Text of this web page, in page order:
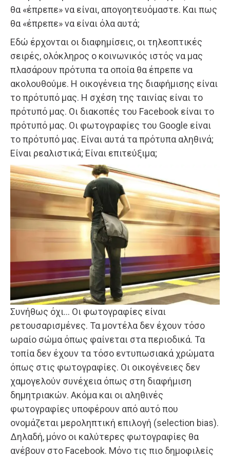
θα «έπρεπε» να είναι, απογοητευόμαστε. Και πως
θα «έπρεπε» να είναι όλα αυτά;
Εδώ έρχονται οι διαφημίσεις, οι τηλεοπτικές
σειρές, ολόκληρος ο κοινωνικός ιστός να μας
πλασάρουν πρότυπα τα οποία θα έπρεπε να
ακολουθούμε. Η οικογένεια της διαφήμισης είναι
το πρότυπό μας. Η σχέση της ταινίας είναι το
πρότυπό μας. Οι διακοπές του Facebook είναι το
πρότυπό μας. Οι φωτογραφίες του Google είναι
το πρότυπό μας. Είναι αυτά τα πρότυπα αληθινά;
Είναι ρεαλιστικά; Είναι επιτεύξιμα;
Συνήθως όχι… Οι φωτογραφίες είναι
ρετουσαρισμένες. Τα μοντέλα δεν έχουν τόσο
ωραίο σώμα όπως φαίνεται στα περιοδικά. Τα
τοπία δεν έχουν τα τόσο εντυπωσιακά χρώματα
όπως στις φωτογραφίες. Οι οικογένειες δεν
χαμογελούν συνέχεια όπως στη διαφήμιση
δημητριακών. Ακόμα και οι αληθινές
φωτογραφίες υποφέρουν από αυτό που
ονομάζεται μεροληπτική επιλογή (selection bias).
Δηλαδή, μόνο οι καλύτερες φωτογραφίες θα
ανέβουν στο Facebook. Μόνο τις πιο δημοφιλείς